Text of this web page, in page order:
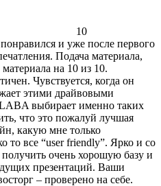
10
и уже после первого
Подача материала,
на 10 из 10.
Чувствуется, когда он
этими драйвовыми
выбирает именно таких
что это пожалуй лучшая
какую мне только
то все “user friendly”. Ярко и со
очень хорошую базу и
презентаций. Ваши
– проверено на себе.